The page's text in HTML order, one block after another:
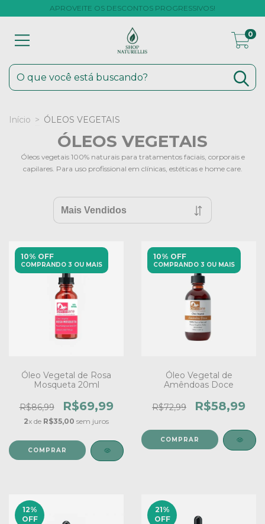
APROVEITE OS DESCONTOS PROGRESSIVOS!
0
Início > ÓLEOS VEGETAIS
ÓLEOS VEGETAIS
Óleos vegetais 100% naturais para tratamentos faciais, corporais e
capilares. Para uso profissional em clínicas, estéticas e home care.
10% OFF
COMPRANDO 3 OU MAIS
Óleo Vegetal de Rosa
Mosqueta 20ml
R$86,99 R$69,99
2x de R$35,00 sem juros
10% OFF
COMPRANDO 3 OU MAIS
Óleo Vegetal de
Amêndoas Doce
R$72,99 R$58,99
12%
OFF
21%
OFF